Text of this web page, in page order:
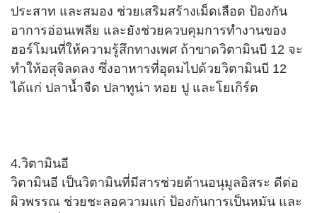
ประสาท และสมอง ช่วยเสริมสร้างเม็ดเลือด ป้องกัน
อาการอ่อนเพลีย และยังช่วยควบคุมการทำงานของ
ฮอร์โมนที่ให้ความรู้สึกทางเพศ ถ้าขาดวิตามินบี 12 จะ
ทำให้อสุจิลดลง ซึ่งอาหารที่อุดมไปด้วยวิตามินบี 12
ได้แก่ ปลาน้ำจืด ปลาทูน่า หอย ปู และโยเกิร์ต
4.วิตามินอี
วิตามินอี เป็นวิตามินที่มีสารช่วยต้านอนุมูลอิสระ ดีต่อ
ผิวพรรณ ช่วยชะลอความแก่ ป้องกันการเป็นหมัน และ